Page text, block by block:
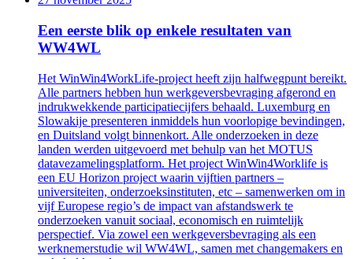
Een eerste blik op enkele resultaten van
WW4WL
Het WinWin4WorkLife-project heeft zijn halfwegpunt bereikt.
Alle partners hebben hun werkgeversbevraging afgerond en
indrukwekkende participatiecijfers behaald. Luxemburg en
Slowakije presenteren inmiddels hun voorlopige bevindingen,
en Duitsland volgt binnenkort. Alle onderzoeken in deze
landen werden uitgevoerd met behulp van het MOTUS
datavezamelingsplatform. Het project WinWin4Worklife is
een EU Horizon project waarin vijftien partners –
universiteiten, onderzoeksinstituten, etc – samenwerken om in
vijf Europese regio’s de impact van afstandswerk te
onderzoeken vanuit sociaal, economisch en ruimtelijk
perspectief. Via zowel een werkgeversbevraging als een
werknemerstudie wil WW4WL, samen met changemakers en